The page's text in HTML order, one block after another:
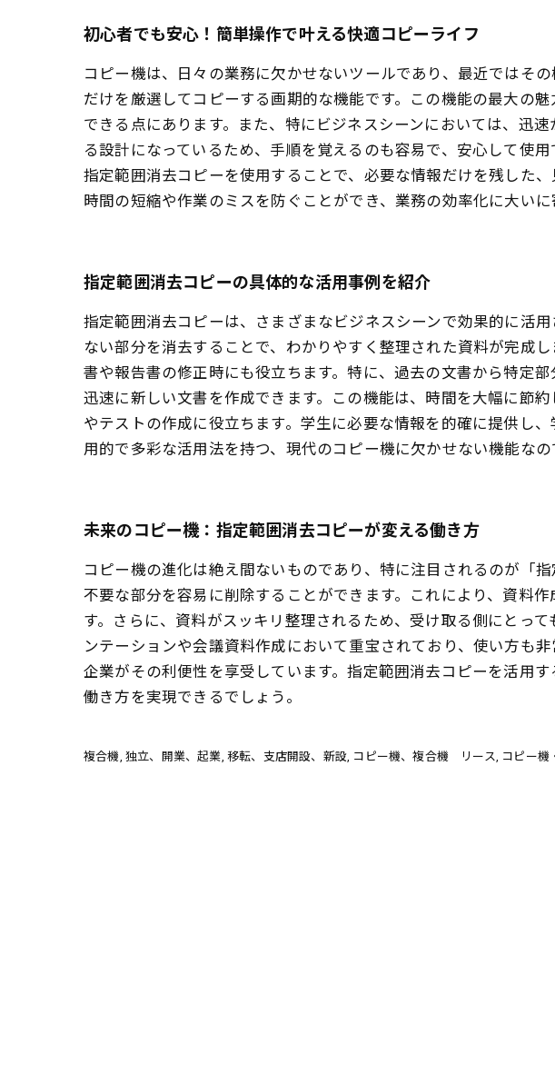
初心者でも安心！簡単操作で叶える快適コピーライフ
コピー機は、日々の業務に欠かせないツールであり、最近ではそ
だけを厳選してコピーする画期的な機能です。この機能の最大の
できる点にあります。また、特にビジネスシーンにおいては、迅
る設計になっているため、手順を覚えるのも容易で、安心して使
指定範囲消去コピーを使用することで、必要な情報だけを残した
時間の短縮や作業のミスを防ぐことができ、業務の効率化に大いに
指定範囲消去コピーの具体的な活用事例を紹介
指定範囲消去コピーは、さまざまなビジネスシーンで効果的に活
ない部分を消去することで、わかりやすく整理された資料が完成
書や報告書の修正時にも役立ちます。特に、過去の文書から特定
迅速に新しい文書を作成できます。この機能は、時間を大幅に節
やテストの作成に役立ちます。学生に必要な情報を的確に提供し
用的で多彩な活用法を持つ、現代のコピー機に欠かせない機能なの
未来のコピー機：指定範囲消去コピーが変える働き方
コピー機の進化は絶え間ないものであり、特に注目されるのが「
不要な部分を容易に削除することができます。これにより、資料
す。さらに、資料がスッキリ整理されるため、受け取る側にとっ
ンテーションや会議資料作成において重宝されており、使い方も
企業がその利便性を享受しています。指定範囲消去コピーを活用
働き方を実現できるでしょう。
複合機 独立、開業、起業 移転、支店開設、新設 コピー機、複合機 リース コピー機